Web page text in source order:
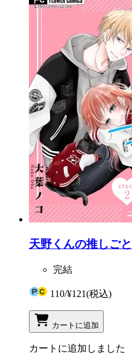
天野くんの推しご
完結
110/¥121(税込)
カートに追加
カートに追加しました